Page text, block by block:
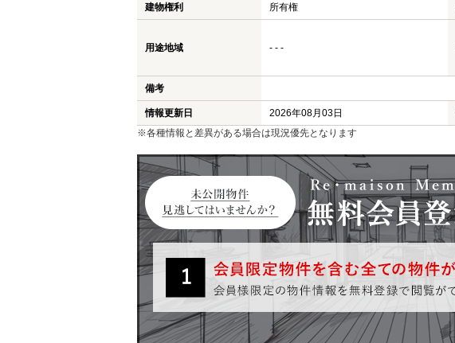
建物権利 所有権
用途地域 - - -
備考
情報更新日 2026年08月03日
※各種情報と差異がある場合は現況優先となります